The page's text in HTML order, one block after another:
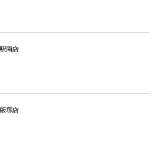
南店
塚店